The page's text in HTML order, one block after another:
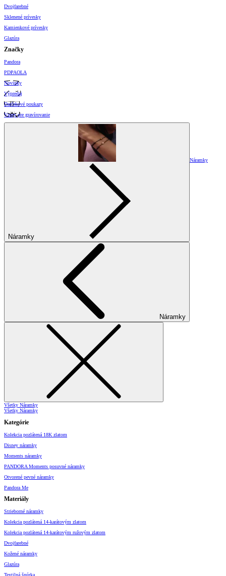
Dvojfarebné
Sklenené prívesky
Kamienkové prívesky
Glazúra
Značky
Pandora
PDPAOLA
Novinky
Výpredaj
Darčekové poukazy
Vzory pre gravírovanie
Náramky
Náramky
Náramky
Všetky Náramky
Všetky Náramky
Kategórie
Kolekcia pozlátená 18K zlatom
Disney náramky
Moments náramky
PANDORA Moments posuvné náramky
Otvorené pevné náramky
Pandora Me
Materiály
Strieborné náramky
Kolekcia pozlátená 14-karátovým zlatom
Kolekcia pozlátená 14-karátovým ružovým zlatom
Dvojfarebné
Kožené náramky
Glazúra
Textilná šnúrka